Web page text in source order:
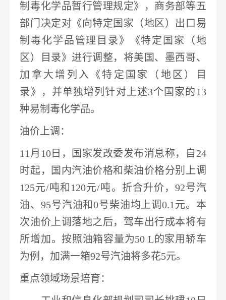
制毒化学品暂行管理规定》，商务部等五
部门决定对《向特定国家（地区）出口易
制毒化学品管理目录》《特定国家（地
区）目录》进行调整， 将美国、墨西哥、
加拿大增列入《特定国家（地区）目
录》
，并单独增列针对上述3个国家的13
种易制毒化学品。
油价上调 ：
11月10日，国家发改委发布消息称，自24
时起，国内汽油价格和柴油价格分别上调
125元/吨和120元/吨。折合升价，92号汽
油、95号汽油和0号柴油均上调0.1元。本
次油价上调落地之后，驾车出行成本将有
所增加。按照油箱容量为50 L的家用轿车
为例， 加满一箱92号汽油将多花5元。
重点领域场景培育：